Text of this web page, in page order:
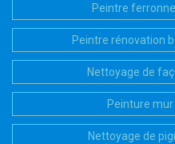
Peintre
Peintre rénovation
Nettoyage de
Peinture
Nettoyage de